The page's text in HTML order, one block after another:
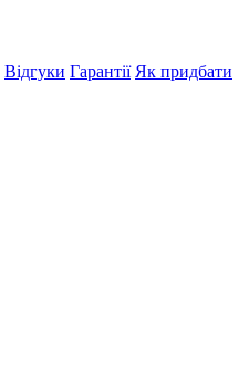
Відгуки Гарантії Як придбати